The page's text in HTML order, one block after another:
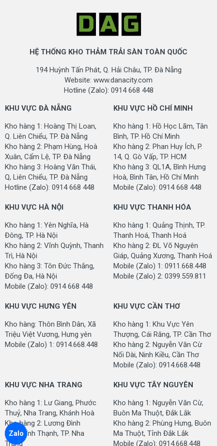
HỆ THỐNG KHO THẢM TRẢI SÀN TOÀN QUỐC
194 Huỳnh Tấn Phát, Q. Hải Châu, TP. Đà Nẵng
Website: www.danacity.com
Hotline (Zalo): 0914 668 448
KHU VỰC ĐÀ NẴNG
Kho hàng 1: Hoàng Thị Loan,
Q. Liên Chiểu, TP. Đà Nẵng
Kho hàng 2: Phạm Hùng, Hoà
Xuân, Cẩm Lệ, TP. Đà Nẵng
Kho hàng 3: Hoàng Văn Thái,
Q, Liên Chiểu, TP. Đà Nẵng
Hotline (Zalo): 0914 668 448
KHU VỰC HỒ CHÍ MINH
Kho hàng 1: Hồ Học Lãm, Tân
Bình, TP. Hồ Chí Minh
Kho hàng 2: Phan Huy Ích, P.
14, Q. Gò Vấp, TP. HCM
Kho hàng 3: QL1A, Bình Hưng
Hoà, Bình Tân, Hồ Chí Minh
Mobile (Zalo): 0914 668 448
KHU VỰC HÀ NỘI
Kho hàng 1: Yên Nghĩa, Hà
Đông, TP. Hà Nội
Kho hàng 2: Vĩnh Quỳnh, Thanh
Trì, Hà Nội
Kho hàng 3: Tôn Đức Thắng,
Đống Đa, Hà Nội
Mobile (Zalo): 0914 668 448
KHU VỰC THANH HÓA
Kho hàng 1: Quảng Thịnh, TP.
Thanh Hoá, Thanh Hoá
Kho hàng 2: ĐL Võ Nguyên
Giáp, Quảng Xương, Thanh Hoá
Mobile (Zalo) 1: 0911.668.448
Mobile (Zalo) 2: 0399.559.811
KHU VỰC HƯNG YÊN
Kho hàng: Thôn Bình Dân, Xã
Triệu Việt Vương, Hưng yên
Mobile (Zalo) 1: 0914.668.448
KHU VỰC CẦN THƠ
Kho hàng 1: Khu Vực Yên
Thượng, Cái Răng, TP. Cần Thơ
Kho hàng 2: Nguyễn Văn Cừ
Nối Dài, Ninh Kiều, Cần Thơ
Mobile (Zalo): 0914.668.448
KHU VỰC NHA TRANG
Kho hàng 1: Lư Giang, Phước
Thuỷ, Nha Trang, Khánh Hoà
Kho hàng 2: Lương Đình
Của, Vĩnh Thạnh, TP. Nha
Trang
KHU VỰC TÂY NGUYÊN
Kho hàng 1: Nguyễn Văn Cừ,
Buôn Ma Thuột, Đắk Lắk
Kho hàng 2: Phùng Hưng, Buôn
Ma Thuột, Tỉnh Đắk Lắk
Mobile (Zalo): 0914.668.448
Zalo